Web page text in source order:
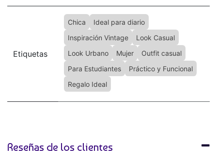
Etiquetas
Chica
Ideal para diario
Inspiración Vintage
Look Casual
Look Urbano
Mujer
Outfit casual
Para Estudiantes
Práctico y Funcional
Regalo Ideal
Reseñas de los clientes